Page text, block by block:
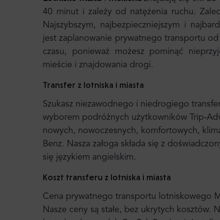
40 minut i zależy od natężenia ruchu.
Najszybszym, najbezpieczniejszym i
jest zaplanowanie prywatnego transportu
czasu, ponieważ możesz pominąć
mieście i znajdowania drogi.
Transfer z lotniska i miasta
Szukasz niezawodnego i niedrogiego
wyborem podróżnych użytkowników Trip-
nowych, nowoczesnych, komfortowych,
Benz. Nasza załoga składa się z
się językiem angielskim.
Koszt transferu z lotniska i miasta
Cena prywatnego transportu lotniskowego
Nasze ceny są stałe, bez ukrytych kosztów.